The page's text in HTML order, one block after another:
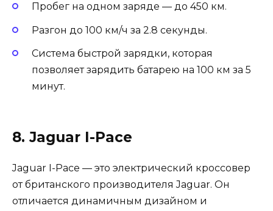
Пробег на одном заряде — до 450 км.
Разгон до 100 км/ч за 2.8 секунды.
Система быстрой зарядки, которая
позволяет зарядить батарею на 100 км за 5
минут.
8. Jaguar I-Pace
Jaguar I-Pace — это электрический кроссовер
от британского производителя Jaguar. Он
отличается динамичным дизайном и